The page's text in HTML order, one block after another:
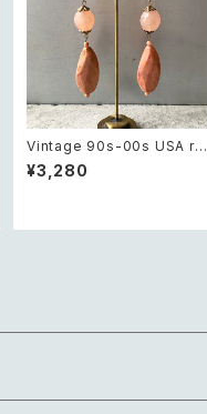
Vintage 90s-00s USA ret
ro pink×gold marble bea
ds pierce レトロ アメリカ ヴ
ピアス/イヤリング
¥3,280